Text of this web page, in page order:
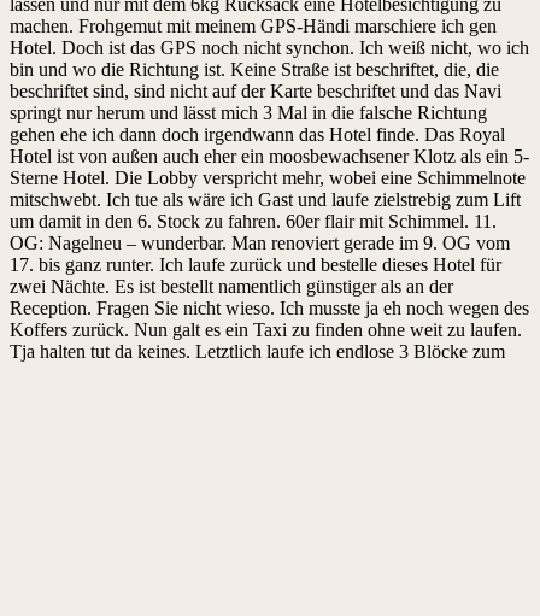
lassen und nur mit dem 6kg Rucksack eine Hotelbesichtigung zu
machen. Frohgemut mit meinem GPS-Händi marschiere ich gen
Hotel. Doch ist das GPS noch nicht synchon. Ich weiß nicht, wo ich
bin und wo die Richtung ist. Keine Straße ist beschriftet, die, die
beschriftet sind, sind nicht auf der Karte beschriftet und das Navi
springt nur herum und lässt mich 3 Mal in die falsche Richtung
gehen ehe ich dann doch irgendwann das Hotel finde. Das Royal
Hotel ist von außen auch eher ein moosbewachsener Klotz als ein 5-
Sterne Hotel. Die Lobby verspricht mehr, wobei eine Schimmelnote
mitschwebt. Ich tue als wäre ich Gast und laufe zielstrebig zum Lift
um damit in den 6. Stock zu fahren. 60er flair mit Schimmel. 11.
OG: Nagelneu – wunderbar. Man renoviert gerade im 9. OG vom
17. bis ganz runter. Ich laufe zurück und bestelle dieses Hotel für
zwei Nächte. Es ist bestellt namentlich günstiger als an der
Reception. Fragen Sie nicht wieso. Ich musste ja eh noch wegen des
Koffers zurück. Nun galt es ein Taxi zu finden ohne weit zu laufen.
Tja halten tut da keines. Letztlich laufe ich endlose 3 Blöcke zum